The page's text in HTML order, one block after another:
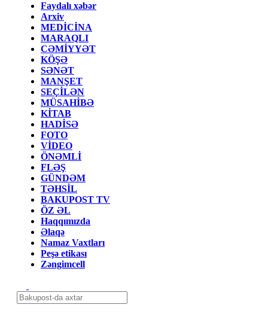
Faydalı xəbər
Arxiv
MEDİCİNA
MARAQLI
CƏMİYYƏT
KÖŞƏ
SƏNƏT
MANŞET
SEÇİLƏN
MÜSAHİBƏ
KİTAB
HADİSƏ
FOTO
VİDEO
ÖNƏMLİ
FLƏŞ
GÜNDƏM
TƏHSİL
BAKUPOST TV
ÖZ ƏL
Haqqımızda
Əlaqə
Namaz Vaxtları
Peşə etikası
Zəngimcell